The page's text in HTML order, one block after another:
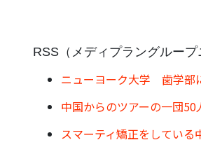
RSS（メディプラングループ
ニューヨーク大学 歯学部
中国からのツアーの一団
スマーティ矯正をしてい